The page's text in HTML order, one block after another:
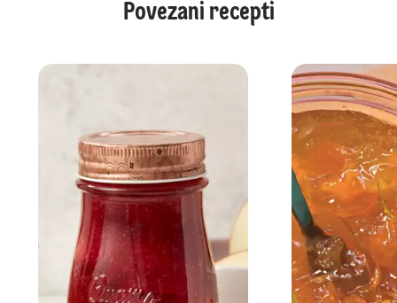
Povezani recepti